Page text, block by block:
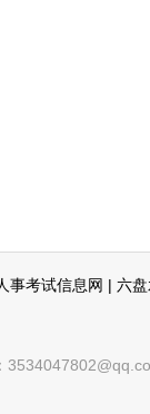
事考试信息网 | 六